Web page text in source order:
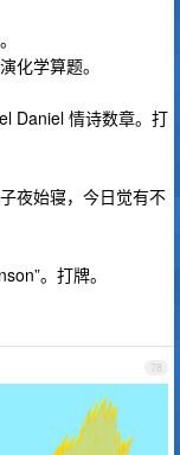
。
演化学算题。
Daniel 情诗数章。打
夜始寝，今日觉有不
。打牌。
78